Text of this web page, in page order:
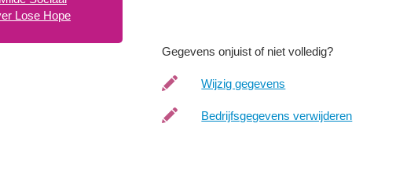
Lose Hope
Gegevens onjuist of niet volledig?
Wijzig gegevens
Bedrijfsgegevens verwijderen